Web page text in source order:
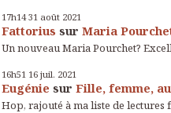
17h14 31 août 2021
Fattorius sur Maria
Un nouveau Maria Pourchet?
16h51 16 juil. 2021
Eugénie sur Fille, femme,
Hop, rajouté à ma liste de lectures